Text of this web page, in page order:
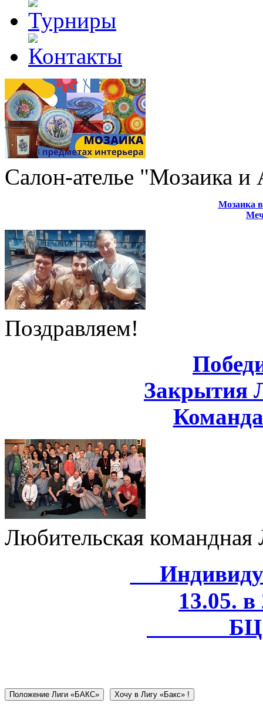
Салон-ателье "Мозаика
Мозаика в
Поздравляем!
Закрытия
Любительская
13.05.
БЦ
Положение Лиги «БАКС» Хочу в Лигу «Бакс» !